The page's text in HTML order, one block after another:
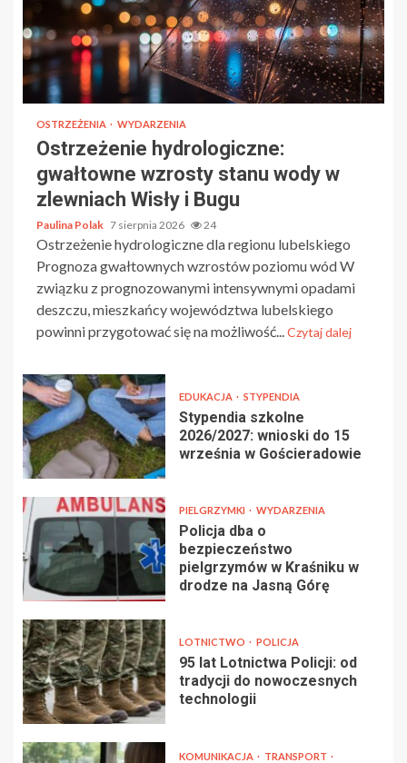
OSTRZEŻENIA WYDARZENIA
Ostrzeżenie hydrologiczne:
gwałtowne wzrosty stanu wody w
zlewniach Wisły i Bugu
Paulina Polak 7 sierpnia 2026 24
Ostrzeżenie hydrologiczne dla regionu lubelskiego
Prognoza gwałtownych wzrostów poziomu wód W
związku z prognozowanymi intensywnymi opadami
deszczu, mieszkańcy województwa lubelskiego
powinni przygotować się na możliwość...Czytaj dalej
EDUKACJA STYPENDIA
Stypendia szkolne
2026/2027: wnioski do 15
września w Gościeradowie
PIELGRZYMKI WYDARZENIA
Policja dba o
bezpieczeństwo
pielgrzymów w Kraśniku w
drodze na Jasną Górę
LOTNICTWO POLICJA
95 lat Lotnictwa Policji: od
tradycji do nowoczesnych
technologii
KOMUNIKACJA
TRANSPORT